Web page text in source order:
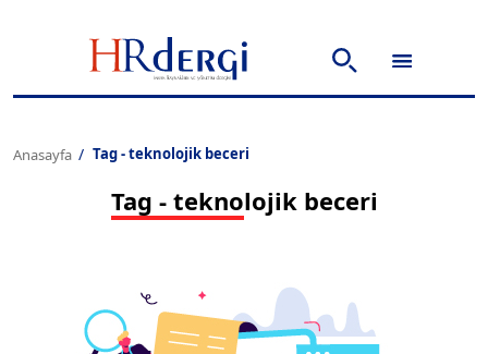
Anasayfa Tag - teknolojik beceri
Tag - teknolojik beceri